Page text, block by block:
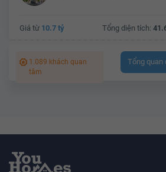
Giá từ 10.7 tỷ Tổng diện tích:
1.089 khách quan
tâm
Tổng quan